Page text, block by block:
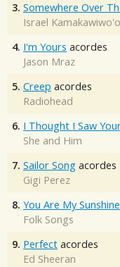
3. Somewhere Over
Israel
4. I'm Yours acordes
Jason Mraz
5. Creep acordes
Radiohead
6. I Thought I Saw
She and Him
7. Sailor Song acordes
Gigi Perez
8. You Are My Sunshine
Folk Songs
9. Perfect acordes
Ed Sheeran